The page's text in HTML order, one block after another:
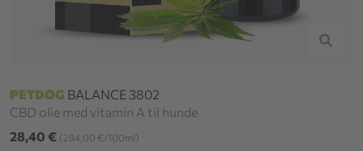
PETDOG BALANCE 3802
CBD olie med vitamin A til hunde
28,40 € (284,00 €/100ml)